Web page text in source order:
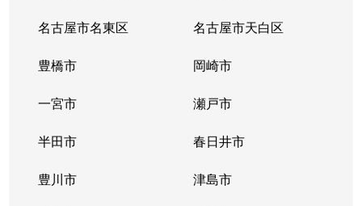
名古屋市名東区 名古屋市天白区
豊橋市 岡崎市
一宮市 瀬戸市
半田市 春日井市
豊川市 津島市